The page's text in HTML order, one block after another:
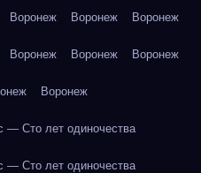
Воронеж Воронеж Воронеж
Воронеж Воронеж Воронеж
Воронеж
— Сто лет одиночества
— Сто лет одиночества